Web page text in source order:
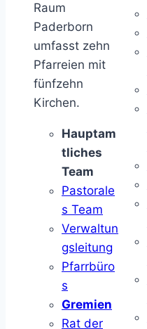
Raum
Paderborn
umfasst zehn
Pfarreien mit
fünfzehn
Kirchen.
Hauptam
tliches
Team
Pastorale
s Team
Verwaltun
gsleitung
Pfarrbüro
s
Gremien
Rat der